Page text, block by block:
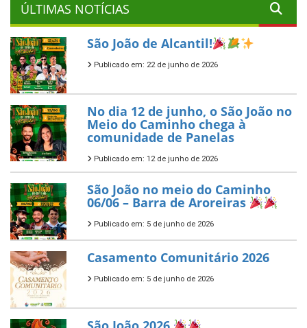
ÚLTIMAS NOTÍCIAS
São João de Alcantil!
Publicado em: 22 de junho de 2026
No dia 12 de junho, o São João no
Meio do Caminho chega à
comunidade de Panelas
Publicado em: 12 de junho de 2026
São João no meio do Caminho
06/06 – Barra de Aroreiras
Publicado em: 5 de junho de 2026
Casamento Comunitário 2026
Publicado em: 5 de junho de 2026